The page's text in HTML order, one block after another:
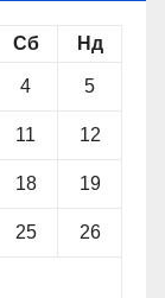
Сб Нд
4 5
11 12
18 19
25 26